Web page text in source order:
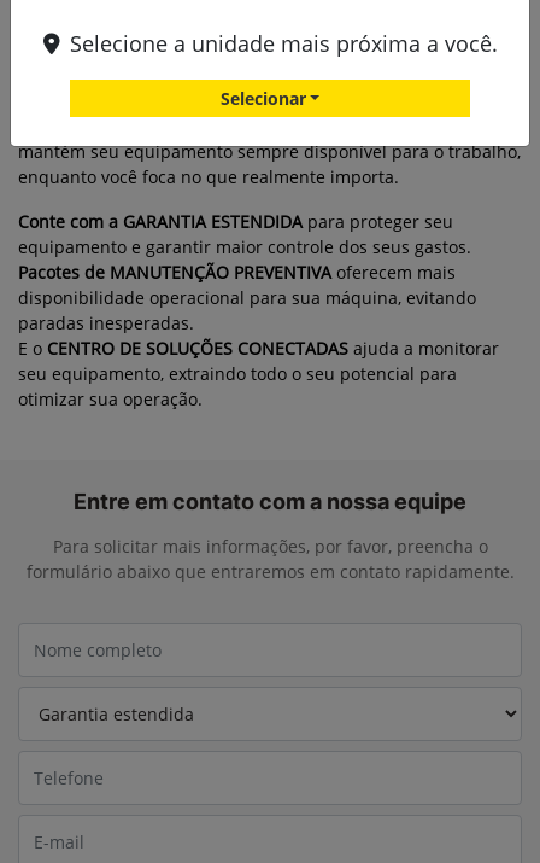
John Deere ProtectTM
Não deixe que os desafios do dia a dia atrapalhem seus
negócios. Com o John Deere Protect, você ganha
mantém seu equipamento sempre disponível para o trabalho,
enquanto você foca no que realmente importa.
Conte com a GARANTIA ESTENDIDA para proteger seu
equipamento e garantir maior controle dos seus gastos.
Pacotes de MANUTENÇÃO PREVENTIVA oferecem mais
disponibilidade operacional para sua máquina, evitando
paradas inesperadas.
E o CENTRO DE SOLUÇÕES CONECTADAS ajuda a monitorar
seu equipamento, extraindo todo o seu potencial para
otimizar sua operação.
Entre em contato com a nossa equipe
Para solicitar mais informações, por favor, preencha o
formulário abaixo que entraremos em contato rapidamente.
Selecione a unidade mais próxima a você.
Selecionar